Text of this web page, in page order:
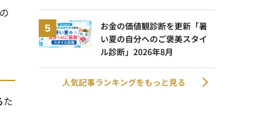
た
お金の価値観診断を更新「暑
い夏の自分へのご褒美スタイ
ル診断」2026年8月
人気記事ランキングをもっと見る